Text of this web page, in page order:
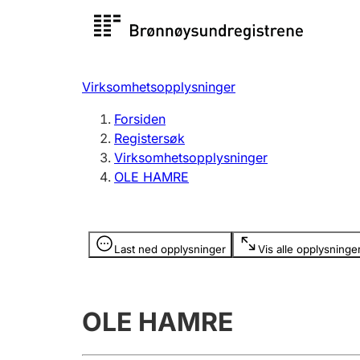
Registersøk
Registrere, endre, slette
Virksomhetsopplysninger
Forsiden
Registersøk
Virksomhetsopplysninger
OLE HAMRE
Last ned opplysninger Vis alle
Opplysninger er skjult
OLE HAMRE